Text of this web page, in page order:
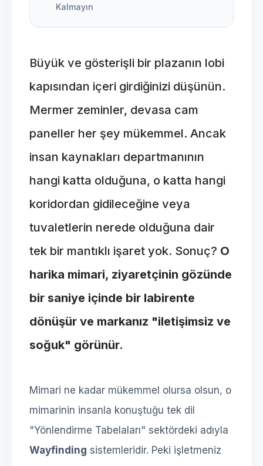
Kalmayın
Büyük ve gösterişli bir plazanın lobi
kapısından içeri girdiğinizi düşünün.
Mermer zeminler, devasa cam
paneller her şey mükemmel. Ancak
insan kaynakları departmanının
hangi katta olduğuna, o katta hangi
koridordan gidileceğine veya
tuvaletlerin nerede olduğuna dair
tek bir mantıklı işaret yok. Sonuç? O
harika mimari, ziyaretçinin gözünde
bir saniye içinde bir labirente
dönüşür ve markanız "iletişimsiz ve
soğuk" görünür.
Mimari ne kadar mükemmel olursa olsun, o
mimarinin insanla konuştuğu tek dil
"Yönlendirme Tabelaları" sektördeki adıyla
Wayfinding sistemleridir. Peki işletmeniz